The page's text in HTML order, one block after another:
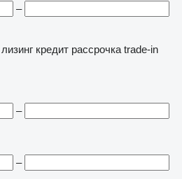
–
лизинг кредит рассрочка trade-in
–
–